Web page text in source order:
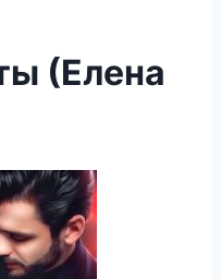
(Елена